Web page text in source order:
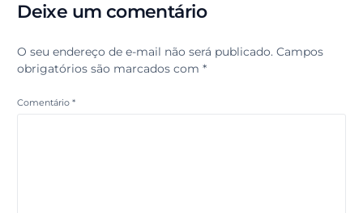
Deixe um comentário
O seu endereço de e-mail não será publicado. Campos
obrigatórios são marcados com*
Comentário*